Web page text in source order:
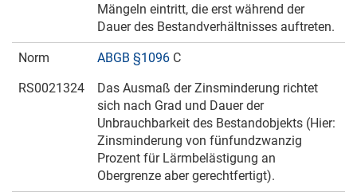
Mängeln eintritt, die erst während der
Dauer des Bestandverhältnisses auftreten.
Norm ABGB §1096 C
RS0021324
Das Ausmaß der Zinsminderung richtet
sich nach Grad und Dauer der
Unbrauchbarkeit des Bestandobjekts (Hier:
Zinsminderung von fünfundzwanzig
Prozent für Lärmbelästigung an
Obergrenze aber gerechtfertigt).